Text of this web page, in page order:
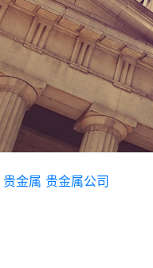
贵金属 贵金属公司